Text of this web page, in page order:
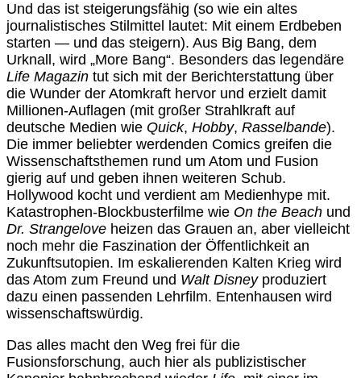
Und das ist steigerungsfähig (so wie ein altes
journalistisches Stilmittel lautet: Mit einem Erdbeben
starten — und das steigern). Aus Big Bang, dem
Urknall, wird „More Bang“. Besonders das legendäre
Life Magazin tut sich mit der Berichterstattung über
die Wunder der Atomkraft hervor und erzielt damit
Millionen-Auflagen (mit großer Strahlkraft auf
deutsche Medien wie Quick, Hobby, Rasselbande).
Die immer beliebter werdenden Comics greifen die
Wissenschaftsthemen rund um Atom und Fusion
gierig auf und geben ihnen weiteren Schub.
Hollywood kocht und verdient am Medienhype mit.
Katastrophen-Blockbusterfilme wie On the Beach und
Dr. Strangelove heizen das Grauen an, aber vielleicht
noch mehr die Faszination der Öffentlichkeit an
Zukunftsutopien. Im eskalierenden Kalten Krieg wird
das Atom zum Freund und Walt Disney produziert
dazu einen passenden Lehrfilm. Entenhausen wird
wissenschaftswürdig.
Das alles macht den Weg frei für die
Fusionsforschung, auch hier als publizistischer